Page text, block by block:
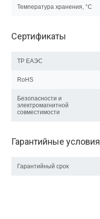
Температура хранения, °C
Сертификаты
ТР EAЭC
RoHS
Безопасности и
электромагнитной
совместимости
Гарантийные условия
Гарантийный срок